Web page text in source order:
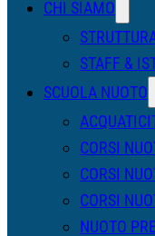
CHI SIAMO
STAFF &
SCUOLA NUOTO
CORSI
CORSI
CORSI
NUOTO